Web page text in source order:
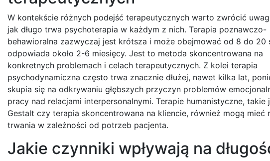
W kontekście różnych podejść terapeutycznych warto zwrócić
jak długo trwa psychoterapia w każdym z nich. Terapia poznawczo-
behawioralna zazwyczaj jest krótsza i może obejmować od 8 do 20
odpowiada około 2-6 miesięcy. Jest to metoda skoncentrowana na
konkretnych problemach i celach terapeutycznych. Z kolei terapia
psychodynamiczna często trwa znacznie dłużej, nawet kilka lat,
skupia się na odkrywaniu głębszych przyczyn problemów
pracy nad relacjami interpersonalnymi. Terapie humanistyczne, takie
Gestalt czy terapia skoncentrowana na kliencie, również mogą mieć
trwania w zależności od potrzeb pacjenta.
Jakie czynniki wpływają na